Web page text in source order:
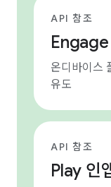
API 참조
온디바이스
유도
API 참조
Play 인